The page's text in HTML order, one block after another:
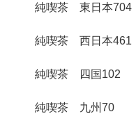
純喫茶 東日本704
純喫茶 西日本461
純喫茶 四国 102
純喫茶 九州70